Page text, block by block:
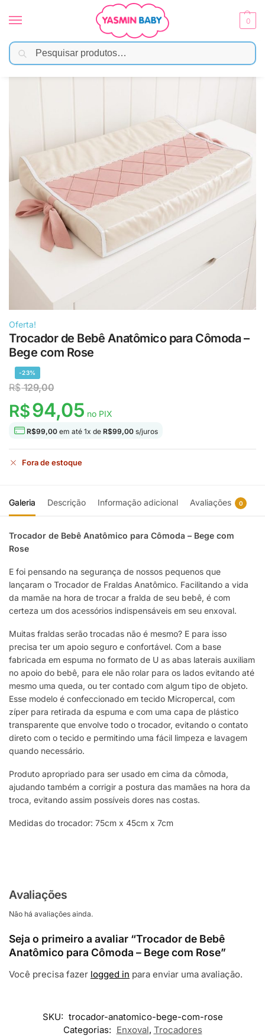
0
Início Enxoval / Trocadores / Trocador de Bebê Anatômico para Cômoda – Bege com Rose
Oferta!
Trocador de Bebê Anatômico para Cômoda –
Bege com Rose
-23%
R$129,00
R$94,05 no PIX
R$99,00 em até 1x de R$99,00 s/juros
Fora de estoque
Galeria Descrição Informação adicional Avaliações 0
Trocador de Bebê Anatômico para Cômoda – Bege com
Rose
E foi pensando na segurança de nossos pequenos que
lançaram o Trocador de Fraldas Anatômico. Facilitando a vida
da mamãe na hora de trocar a fralda de seu bebê, é com
certeza um dos acessórios indispensáveis em seu enxoval.
Muitas fraldas serão trocadas não é mesmo? E para isso
precisa ter um apoio seguro e confortável. Com a base
fabricada em espuma no formato de U as abas laterais auxiliam
no apoio do bebê, para ele não rolar para os lados evitando até
mesmo uma queda, ou ter contado com algum tipo de objeto.
Esse modelo é confeccionado em tecido Micropercal, com
zíper para retirada da espuma e com uma capa de plástico
transparente que envolve todo o trocador, evitando o contato
direto com o tecido e permitindo uma fácil limpeza e lavagem
quando necessário.
Produto apropriado para ser usado em cima da cômoda,
ajudando também a corrigir a postura das mamães na hora da
troca, evitando assim possíveis dores nas costas.
Medidas do trocador: 75cm x 45cm x 7cm
Avaliações
Não há avaliações ainda.
Seja o primeiro a avaliar “Trocador de Bebê
Anatômico para Cômoda – Bege com Rose”
Você precisa fazer logged in para enviar uma avaliação.
SKU: trocador-anatomico-bege-com-rose
Categorias: Enxoval, Trocadores